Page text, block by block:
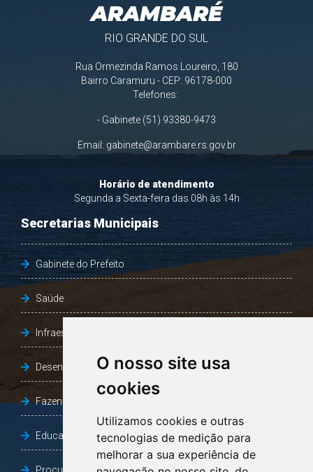
O nosso site usa
cookies
Utilizamos cookies e outras
tecnologias de medição para
melhorar a sua experiência de
ARAMBARÉ
RIO GRANDE DO SUL
Rua Ormezinda Ramos Loureiro, 180
Bairro Caramuru - CEP: 96178-000
Telefones:
- Gabinete (51) 93380-9473
Email: gabinete@arambare.rs.gov.br
Horário de atendimento
Segunda a Sexta-feira das 08h às 14h
Secretarias Municipais
Gabinete do Prefeito
Saúde
Infraestrutura, Agricultura e Meio Ambiente
Desenvolvimento Social
Fazenda e Desenvolvimento Econômico
Educação